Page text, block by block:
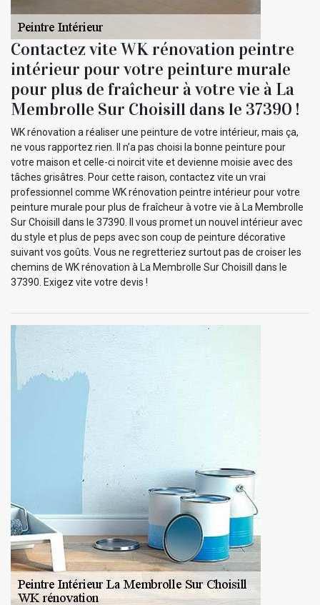
Contactez vite WK rénovation peintre
intérieur pour votre peinture murale
pour plus de fraîcheur à votre vie à La
Membrolle Sur Choisill dans le 37390 !
WK rénovation a réaliser une peinture de votre intérieur, mais ça,
ne vous rapportez rien. Il n’a pas choisi la bonne peinture pour
votre maison et celle-ci noircit vite et devienne moisie avec des
tâches grisâtres. Pour cette raison, contactez vite un vrai
professionnel comme WK rénovation peintre intérieur pour votre
peinture murale pour plus de fraîcheur à votre vie à La Membrolle
Sur Choisill dans le 37390. Il vous promet un nouvel intérieur avec
du style et plus de peps avec son coup de peinture décorative
suivant vos goûts. Vous ne regretteriez surtout pas de croiser les
chemins de WK rénovation à La Membrolle Sur Choisill dans le
37390. Exigez vite votre devis !